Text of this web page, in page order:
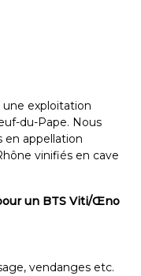
exploitation
du-Pape. Nous
en appellation
vinifiés en cave
un BTS Viti/Œno
vendanges etc.